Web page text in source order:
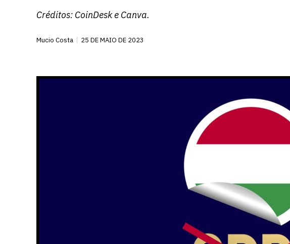
Créditos: CoinDeske Canva.
Mucio Costa 25 DE MAIO DE 2023